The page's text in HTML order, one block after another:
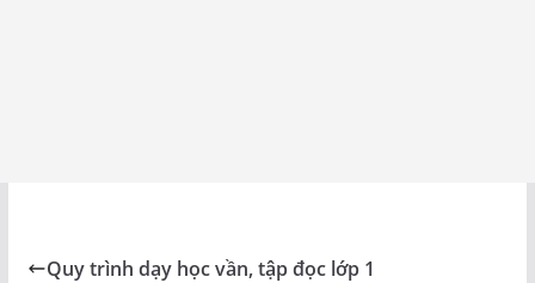
Quy trình dạy học vần, tập đọc lớp 1